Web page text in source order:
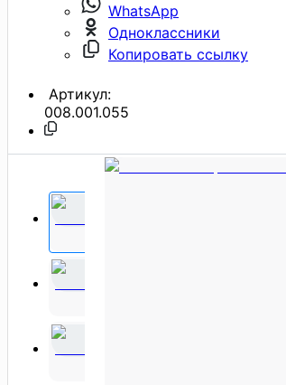
WhatsApp
Одноклассники
Копировать ссылку
Артикул:
008.001.055